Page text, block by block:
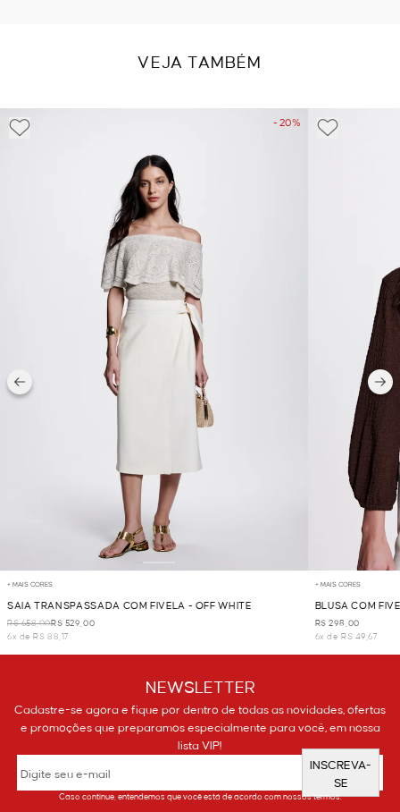
VEJA TAMBÉM
- 20%
+ MAIS CORES
SAIA TRANSPASSADA COM FIVELA - OFF WHITE
R$ 658,00R$ 529,00
6x de R$ 88,17
+ MAIS CORES
BLUSA COM
R$ 298,00
6x de R$ 49,67
NEWSLETTER
Cadastre-se agora e fique por dentro de todas as novidades, ofertas
e promoções que preparamos especialmente para você, em nossa
lista VIP!
INSCREVA-
SE
Caso continue, entendemos que você está de acordo com nossos termos.